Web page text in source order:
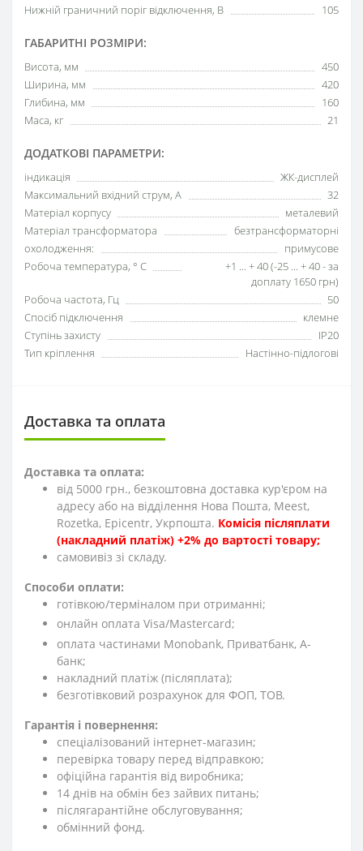
Нижній граничний поріг відключення, В
105
ГАБАРИТНІ РОЗМІРИ:
Висота, мм
450
Ширина, мм
420
Глибина, мм
160
Маса, кг
21
ДОДАТКОВІ ПАРАМЕТРИ:
індикація
ЖК-дисплей
Максимальний вхідний струм, А
32
Матеріал корпусу
металевий
Матеріал трансформатора
безтрансформаторні
охолодження:
примусове
Робоча температура, ° С
+1 ... + 40 (-25 ... + 40 - за
доплату 1650 грн)
Робоча частота, Гц
50
Спосіб підключення
клемне
Ступінь захисту
IP20
Тип кріплення
Настінно-підлогові
Доставка та оплата
Доставка та оплата:
від 5000 грн., безкоштовна доставка кур'єром на
адресу або на відділення Нова Пошта, Meest,
Rozetka, Epicentr, Укрпошта. Комісія післяплати
(накладний платіж) +2% до вартості товару;
cамовивіз зі складу.
Способи оплати:
готівкою/терміналом при отриманні;
онлайн оплата Visa/Mastercard;
оплата частинами Monobank, Приватбанк, А-
банк;
накладний платіж (післяплата);
безготівковий розрахунок для ФОП, ТОВ.
Гарантія і повернення:
спеціалізований інтернет-магазин;
перевірка товару перед відправкою;
офіційна гарантія від виробника;
14 днів на обмін без зайвих питань;
післягарантійне обслуговування;
обмінний фонд.